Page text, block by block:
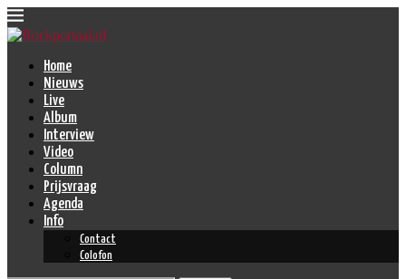
Home
Nieuws
Live
Album
Interview
Video
Column
Prijsvraag
Agenda
Info
Contact
Colofon